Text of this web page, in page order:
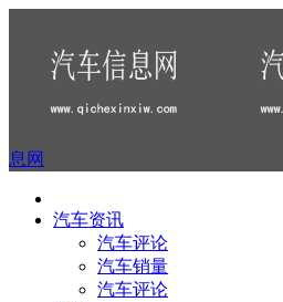
息网
汽车资讯
汽车评论
汽车销量
汽车评论